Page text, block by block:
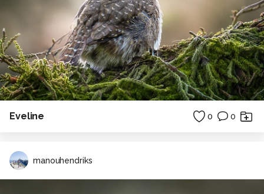
Eveline 0 0
manouhendriks